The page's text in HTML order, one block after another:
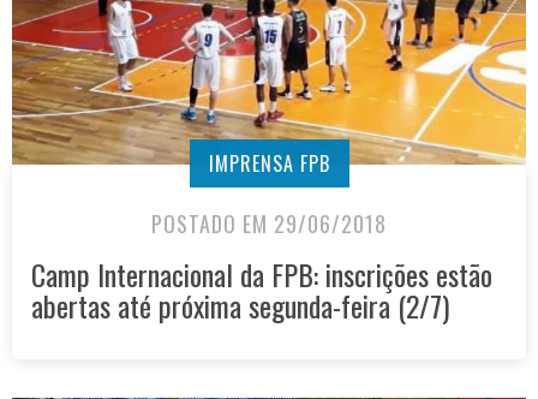
IMPRENSA FPB
POSTADO EM 29/06/2018
Camp Internacional da FPB: inscrições estão
abertas até próxima segunda-feira (2/7)